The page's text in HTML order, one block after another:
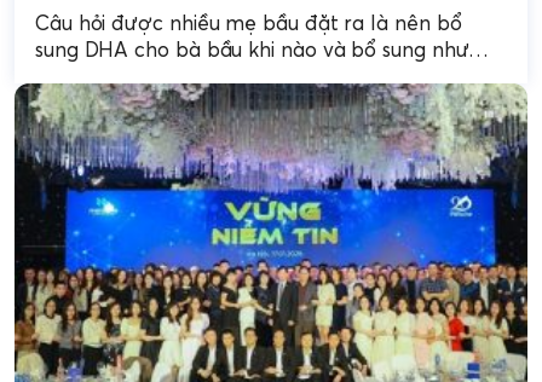
Câu hỏi được nhiều mẹ bầu đặt ra là nên bổ
sung DHA cho bà bầu khi nào và bổ sung như